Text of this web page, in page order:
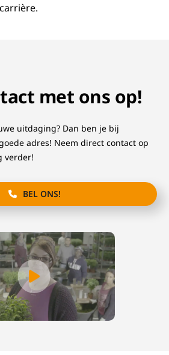
met ons op!
uitdaging? Dan ben je bij
adres! Neem direct contact op
verder!
BEL ONS!